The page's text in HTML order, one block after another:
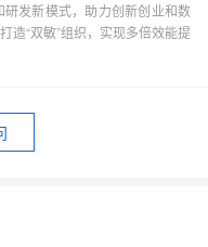
发新模式，助力创新创业和数
造“双敏”组织，实现多倍效能提